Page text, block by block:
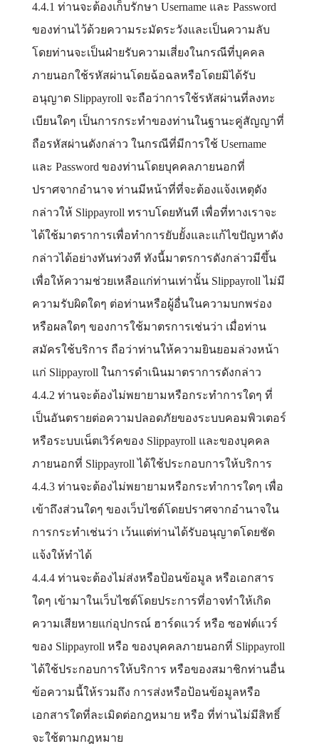
4.4.1 ท่านจะต้องเก็บรักษา Username และ Password
ของท่านไว้ด้วยความระมัดระวังและเป็นความลับ
โดยท่านจะเป็นฝ่ายรับความเสี่ยงในกรณีที่บุคคล
ภายนอกใช้รหัสผ่านโดยฉ้อฉลหรือโดยมิได้รับ
อนุญาต Slippayroll จะถือว่าการใช้รหัสผ่านที่ลงทะ
เบียนใดๆ เป็นการกระทำของท่านในฐานะคู่สัญญาที่
ถือรหัสผ่านดังกล่าว ในกรณีที่มีการใช้ Username
และ Password ของท่านโดยบุคคลภายนอกที่
ปราศจากอำนาจ ท่านมีหน้าที่ที่จะต้องแจ้งเหตุดัง
กล่าวให้ Slippayroll ทราบโดยทันที เพื่อที่ทางเราจะ
ได้ใช้มาตราการเพื่อทำการยับยั้งและแก้ไขปัญหาดัง
กล่าวได้อย่างทันท่วงที ทังนี้มาตรการดังกล่าวมีขึ้น
เพื่อให้ความช่วยเหลือแก่ท่านเท่านั้น Slippayroll ไม่มี
ความรับผิดใดๆ ต่อท่านหรือผู้อื่นในความบกพร่อง
หรือผลใดๆ ของการใช้มาตรการเช่นว่า เมื่อท่าน
สมัครใช้บริการ ถือว่าท่านให้ความยินยอมล่วงหน้า
แก่ Slippayroll ในการดำเนินมาตราการดังกล่าว
4.4.2 ท่านจะต้องไม่พยายามหรือกระทำการใดๆ ที่
เป็นอันตรายต่อความปลอดภัยของระบบคอมพิวเตอร์
หรือระบบเน็ตเวิร์คของ Slippayroll และของบุคคล
ภายนอกที่ Slippayroll ได้ใช้ประกอบการให้บริการ
4.4.3 ท่านจะต้องไม่พยายามหรือกระทำการใดๆ เพื่อ
เข้าถึงส่วนใดๆ ของเว็บไซต์โดยปราศจากอำนาจใน
การกระทำเช่นว่า เว้นแต่ท่านได้รับอนุญาตโดยชัด
แจ้งให้ทำได้
4.4.4 ท่านจะต้องไม่ส่งหรือป้อนข้อมูล หรือเอกสาร
ใดๆ เข้ามาในเว็บไซต์โดยประการที่อาจทำให้เกิด
ความเสียหายแก่อุปกรณ์ ฮาร์ดแวร์ หรือ ซอฟต์แวร์
ของ Slippayroll หรือ ของบุคคลภายนอกที่ Slippayroll
ได้ใช้ประกอบการให้บริการ หรือของสมาชิกท่านอื่น
ข้อความนี้ให้รวมถึง การส่งหรือป้อนข้อมูลหรือ
เอกสารใดที่ละเมิดต่อกฎหมาย หรือ ที่ท่านไม่มีสิทธิ์
จะใช้ตามกฎหมาย